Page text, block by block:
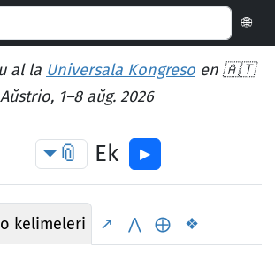
🌐
al la Universala Kongreso en 🇦🇹
Aŭstrio, 1–8 aŭg. 2026
📎 Ek ▶︎
kelimeleri ↗ ⋀ ⨁ ❖